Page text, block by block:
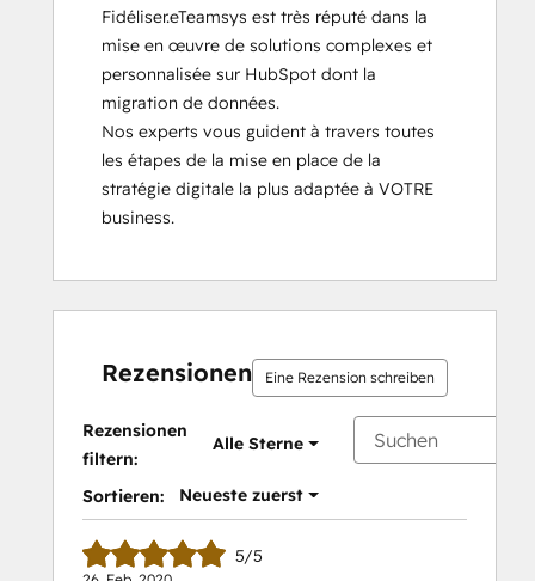
Fidéliser.eTeamsys est très réputé dans la
mise en œuvre de solutions complexes et
personnalisée sur HubSpot dont la
migration de données.
Nos experts vous guident à travers toutes
les étapes de la mise en place de la
stratégie digitale la plus adaptée à VOTRE
business.
Rezensionen Eine Rezension schreiben
Rezensionen
filtern:
Alle Sterne
Sortieren: Neueste zuerst
5/5